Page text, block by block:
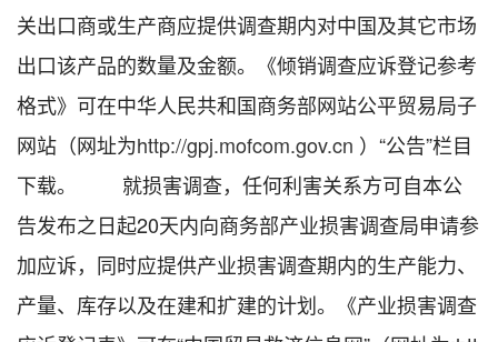
关出口商或生产商应提供调查期内对中国及其它市场
出口该产品的数量及金额。《倾销调查应诉登记参考
格式》可在中华人民共和国商务部网站公平贸易局子
网站（网址为http://gpj.mofcom.gov.cn ）“公告”栏目
下载。 就损害调查，任何利害关系方可自本公
告发布之日起20天内向商务部产业损害调查局申请参
加应诉，同时应提供产业损害调查期内的生产能力、
产量、库存以及在建和扩建的计划。《产业损害调查